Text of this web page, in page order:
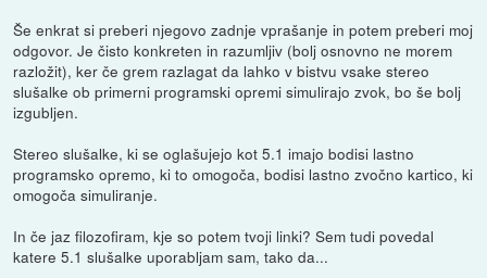
Še enkrat si preberi njegovo zadnje vprašanje in potem preberi moj
odgovor. Je čisto konkreten in razumljiv (bolj osnovno ne morem
razložit), ker če grem razlagat da lahko v bistvu vsake stereo
slušalke ob primerni programski opremi simulirajo zvok, bo še bolj
izgubljen.
Stereo slušalke, ki se oglašujejo kot 5.1 imajo bodisi lastno
programsko opremo, ki to omogoča, bodisi lastno zvočno kartico, ki
omogoča simuliranje.
In če jaz filozofiram, kje so potem tvoji linki? Sem tudi povedal
katere 5.1 slušalke uporabljam sam, tako da...